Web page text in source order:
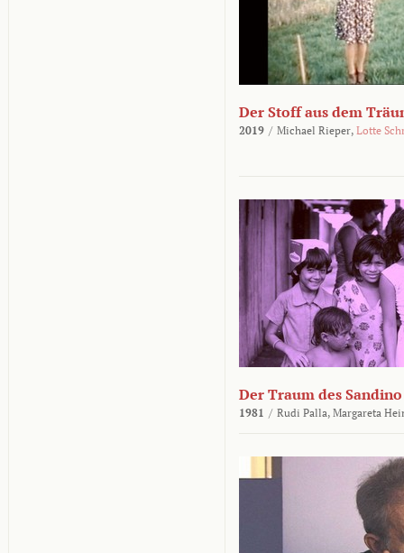
Der Stoff aus dem
2019 / Michael Rieper, Lotte
Der Traum des Sandino
1981 / Rudi Palla, Margareta